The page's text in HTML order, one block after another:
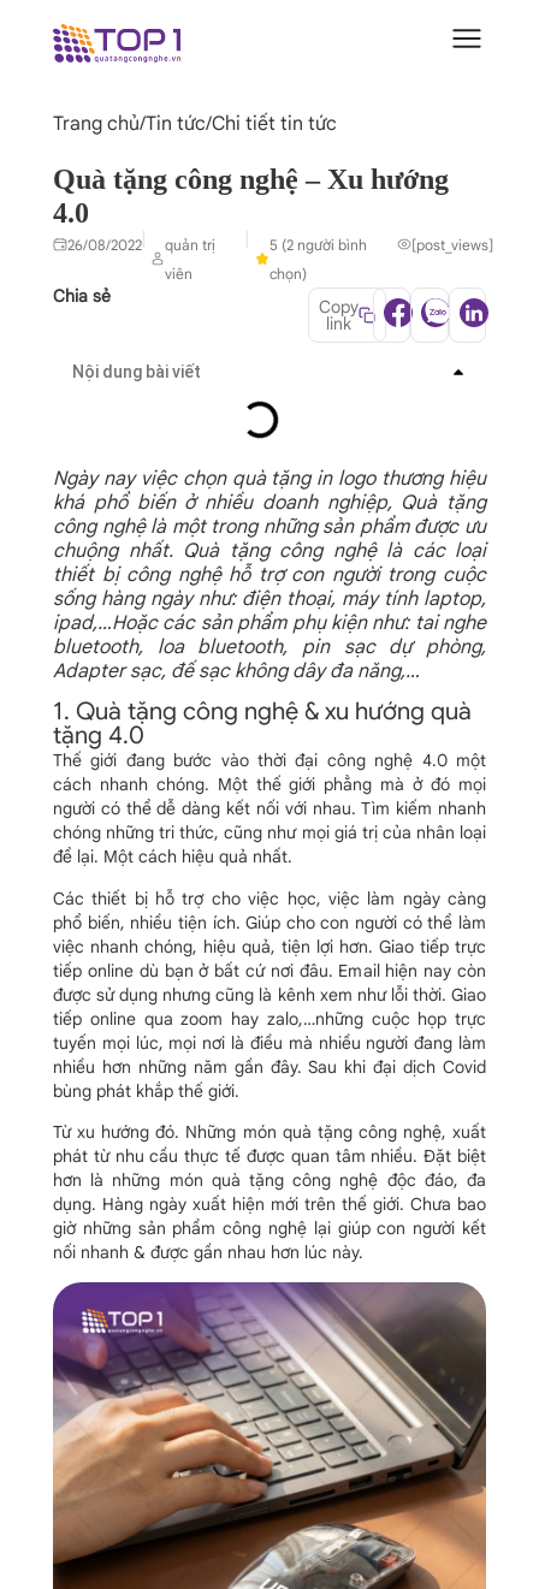
Trang chủ/Tin tức/Chi tiết tin tức
Quà tặng công nghệ – Xu hướng
4.0
26/08/2022|
quản trị
viên
|
5 (2 người bình
chọn)
[post_views]
Chia sẻ Copy
link
Nội dung bài viết
Ngày nay việc chọn quà tặng in logo thương hiệu
khá phổ biến ở nhiều doanh nghiệp, Quà tặng
công nghệ là một trong những sản phẩm được ưu
chuộng nhất. Quà tặng công nghệ là các loại
thiết bị công nghệ hỗ trợ con người trong cuộc
sống hàng ngày như: điện thoại, máy tính laptop,
ipad,…Hoặc các sản phẩm phụ kiện như: tai nghe
bluetooth, loa bluetooth, pin sạc dự phòng,
Adapter sạc, đế sạc không dây đa năng,…
1. Quà tặng công nghệ & xu hướng quà
tặng 4.0
Thế giới đang bước vào thời đại công nghệ 4.0 một
cách nhanh chóng. Một thế giới phẳng mà ở đó mọi
người có thể dễ dàng kết nối với nhau. Tìm kiếm nhanh
chóng những tri thức, cũng như mọi giá trị của nhân loại
để lại. Một cách hiệu quả nhất.
Các thiết bị hỗ trợ cho việc học, việc làm ngày càng
phổ biến, nhiều tiện ích. Giúp cho con người có thể làm
việc nhanh chóng, hiệu quả, tiện lợi hơn. Giao tiếp trực
tiếp online dù bạn ở bất cứ nơi đâu. Email hiện nay còn
được sử dụng nhưng cũng là kênh xem như lỗi thời. Giao
tiếp online qua zoom hay zalo,…những cuộc họp trực
tuyến mọi lúc, mọi nơi là điều mà nhiều người đang làm
nhiều hơn những năm gần đây. Sau khi đại dịch Covid
bùng phát khắp thế giới.
Từ xu hướng đó. Những món quà tặng công nghệ, xuất
phát từ nhu cầu thực tế được quan tâm nhiều. Đặt biệt
hơn là những món quà tặng công nghệ độc đáo, đa
dụng. Hàng ngày xuất hiện mới trên thế giới. Chưa bao
giờ những sản phẩm công nghệ lại giúp con người kết
nối nhanh & được gần nhau hơn lúc này.